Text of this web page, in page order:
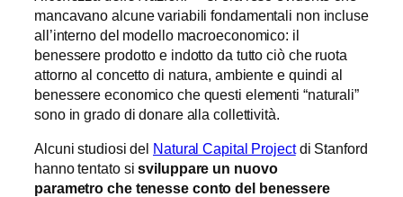
mancavano alcune variabili fondamentali non incluse
all’interno del modello macroeconomico: il
benessere prodotto e indotto da tutto ciò che ruota
attorno al concetto di natura, ambiente e quindi al
benessere economico che questi elementi “naturali”
sono in grado di donare alla collettività.
Alcuni studiosi del Natural Capital Projectdi Stanford
hanno tentato sisviluppare un nuovo
parametro che tenesse conto del benessere